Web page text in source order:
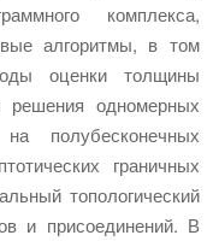
комплекса,
алгоритмы, в том
оценки толщины
одномерных
полубесконечных
граничных
топологический
и присоединений. В